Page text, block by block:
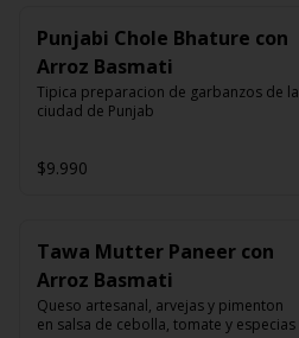
Punjabi Chole Bhature con
Arroz Basmati
Tipica preparacion de garbanzos de la
ciudad de Punjab
$9.990
Tawa Mutter Paneer con
Arroz Basmati
Queso artesanal, arvejas y pimenton
en salsa de cebolla, tomate y especias